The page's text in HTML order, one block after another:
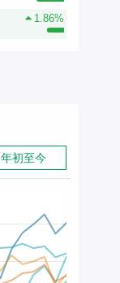
1.86%
年初至今